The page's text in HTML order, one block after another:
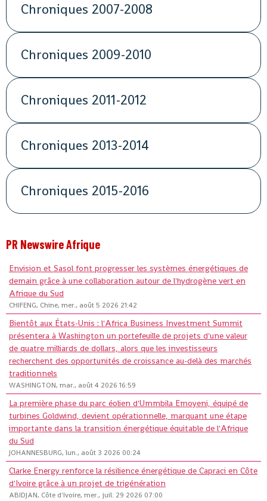
Chroniques 2007-2008
Chroniques 2009-2010
Chroniques 2011-2012
Chroniques 2013-2014
Chroniques 2015-2016
PR Newswire Afrique
Envision et Sasol font progresser les systèmes énergétiques de
demain grâce à une collaboration autour de l'hydrogène vert en
Afrique du Sud
CHIFENG, Chine, mer., août 5 2026 21:42
Bientôt aux États-Unis : l'Africa Business Investment Summit
présentera à Washington un portefeuille de projets d'une valeur
de quatre milliards de dollars, alors que les investisseurs
recherchent des opportunités de croissance au-delà des marchés
traditionnels
WASHINGTON, mar., août 4 2026 16:59
La première phase du parc éolien d'Ummbila Emoyeni, équipé de
turbines Goldwind, devient opérationnelle, marquant une étape
importante dans la transition énergétique équitable de l'Afrique
du Sud
JOHANNESBURG, lun., août 3 2026 00:24
Clarke Energy renforce la résilience énergétique de Capraci en Côte
d'Ivoire grâce à un projet de trigénération
ABIDJAN, Côte d'Ivoire, mer., juil. 29 2026 07:00